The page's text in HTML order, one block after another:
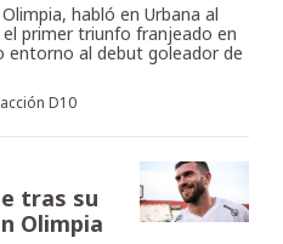
habló en Urbana al
primer triunfo franjeado en
entorno al debut goleador de
D10
tras su
Olimpia